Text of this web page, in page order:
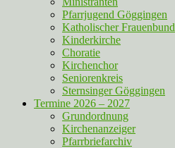
Pfarrjugend Göggingen
Katholischer Frauenbund
Kinderkirche
Choratie
Kirchenchor
Seniorenkreis
Sternsinger Göggingen
Termine 2026 – 2027
Grundordnung
Kirchenanzeiger
Pfarrbriefarchiv